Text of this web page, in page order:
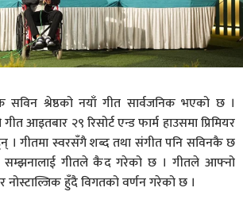
सविन श्रेष्ठको नयाँ गीत सार्वजनिक भएको छ ।
आइतबार २९ रिसोर्ट एन्ड फार्म हाउसमा प्रिमियर
। गीतमा स्वरसँगै शब्द तथा संगीत पनि सविनकै छ
सम्झनालाई गीतले कैद गरेको छ । गीतले आफ्नो
नोस्टाल्जिक हुँदै विगतको वर्णन गरेको छ ।